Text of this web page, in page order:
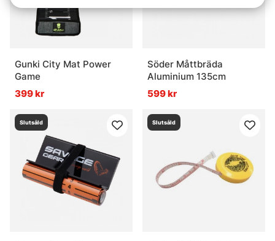
Gunki City Mat Power
Game
399 kr
Söder Måttbräda
Aluminium 135cm
599 kr
Slutsåld Slutsåld